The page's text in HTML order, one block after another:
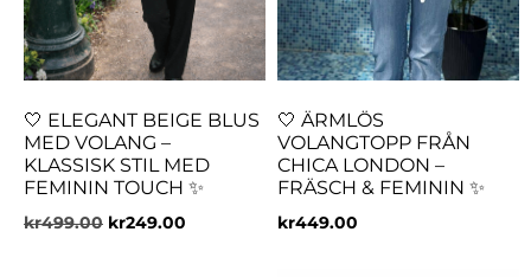
🤍 ELEGANT BEIGE BLUS
MED VOLANG –
KLASSISK STIL MED
FEMININ TOUCH ✨
kr499.00 kr249.00
🤍 ÄRMLÖS
VOLANGTOPP FRÅN
CHICA LONDON –
FRÄSCH & FEMININ ✨
kr449.00